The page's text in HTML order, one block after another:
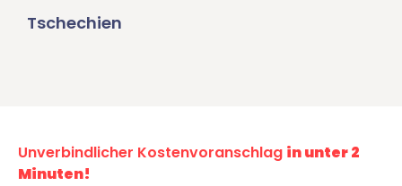
Tschechien
Unverbindlicher Kostenvoranschlag in unter 2
Minuten!